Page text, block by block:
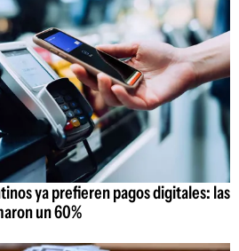
ya prefieren pagos digitales: las
un 60%